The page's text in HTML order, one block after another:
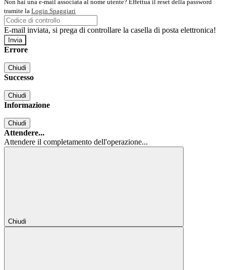
Non hai una e-mail associata al nome utente? Effettua il reset della password
tramite la Login Spaggiari
E-mail inviata, si prega di controllare la casella di posta elettronica!
Errore
Chiudi
Successo
Chiudi
Informazione
Chiudi
Attendere...
Attendere il completamento dell'operazione...
Chiudi